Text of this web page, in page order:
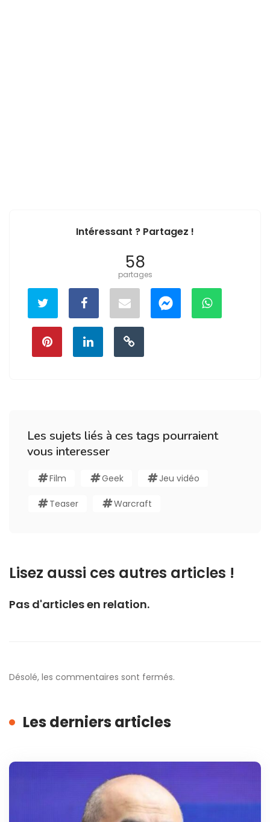
Intéressant ? Partagez !
58
partages
Les sujets liés à ces tags pourraient
vous interesser
Film Geek Jeu vidéo
Teaser Warcraft
Lisez aussi ces autres articles !
Pas d'articles en relation.
Désolé, les commentaires sont fermés.
Les derniers articles